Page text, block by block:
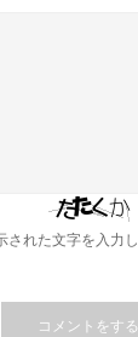
された文字を入力し